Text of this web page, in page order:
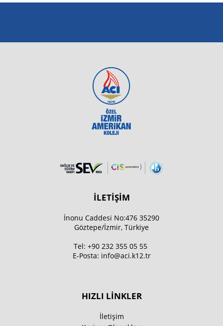
İLETİŞİM
İnonu Caddesi No:476 35290
Göztepe/İzmir, Türkiye
Tel: +90 232 355 05 55
E-Posta: info@aci.k12.tr
HIZLI LİNKLER
İletişim